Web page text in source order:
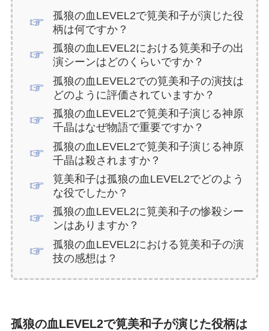
孤狼の血LEVEL2で筧美和子が演じた役
柄は何ですか？
孤狼の血LEVEL2における筧美和子の出
演シーンはどのくらいですか？
孤狼の血LEVEL2での筧美和子の演技は
どのように評価されていますか？
孤狼の血LEVEL2で筧美和子演じる神原
千晶はなぜ物語で重要ですか？
孤狼の血LEVEL2で筧美和子演じる神原
千晶は殺されますか？
筧美和子は孤狼の血LEVEL2でどのよう
な役でしたか？
孤狼の血LEVEL2に筧美和子の惨殺シー
ンはありますか？
孤狼の血LEVEL2における筧美和子の演
技の感想は？
孤狼の血LEVEL2で筧美和子が演じた役柄は